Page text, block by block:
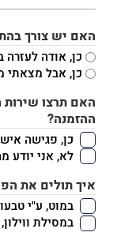
האם יש צורך
כן, אודה
כן, אבל מצאתי
האם תרצו
ההזמנה?
כן, פגישה
לא, אני יודע
איך תולים את
במוט, ע"י
במסילת